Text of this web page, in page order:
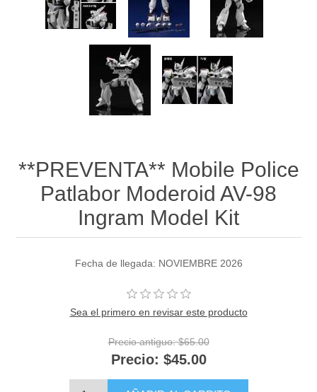
**PREVENTA** Mobile Police
Patlabor Moderoid AV-98
Ingram Model Kit
Fecha de llegada: NOVIEMBRE 2026
Sea el primero en revisar este producto
Precio antiguo: $65.00
Precio: $45.00